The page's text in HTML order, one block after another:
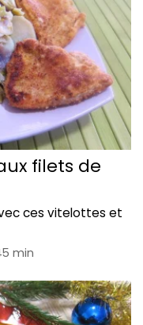
filets de
ces vitelottes et
min